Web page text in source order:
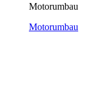
Motorumbau
Motorumbau